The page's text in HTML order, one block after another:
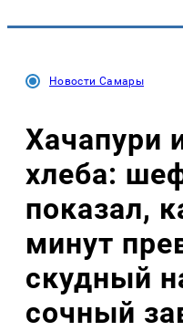
Новости Самары
Хачапури
хлеба:
показал,
минут
скудный
сочный